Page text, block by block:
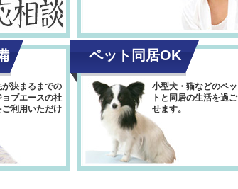
が決まるまでの
ョブエースの社
ご利用いただけ
ペット同居OK
小型犬・猫などのペッ
トと同居の生活を過ご
せます。